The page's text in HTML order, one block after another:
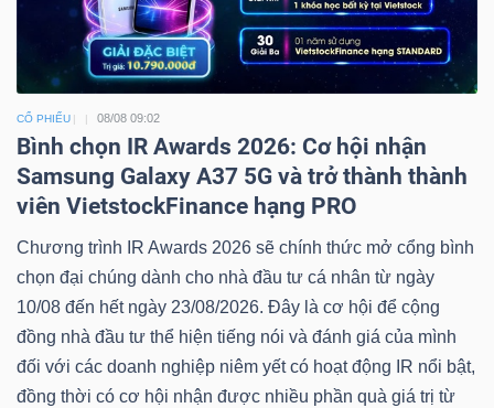
CỔ PHIẾU 08/08 09:02
Bình chọn IR Awards 2026: Cơ hội nhận
Samsung Galaxy A37 5G và trở thành thành
viên VietstockFinance hạng PRO
Chương trình IR Awards 2026 sẽ chính thức mở cổng bình
chọn đại chúng dành cho nhà đầu tư cá nhân từ ngày
10/08 đến hết ngày 23/08/2026. Đây là cơ hội để cộng
đồng nhà đầu tư thể hiện tiếng nói và đánh giá của mình
đối với các doanh nghiệp niêm yết có hoạt động IR nổi bật,
đồng thời có cơ hội nhận được nhiều phần quà giá trị từ